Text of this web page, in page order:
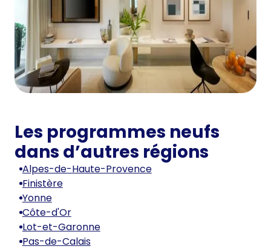
Les programmes neufs
dans d’autres régions
Alpes-de-Haute-Provence
Finistère
Yonne
Côte-d'Or
Lot-et-Garonne
Pas-de-Calais